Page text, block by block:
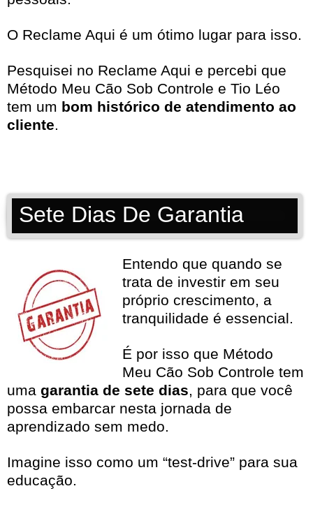
O Reclame Aqui é um ótimo lugar para isso.
Pesquisei no Reclame Aqui e percebi que
Método Meu Cão Sob Controle e Tio Léo
tem um bom histórico de atendimento ao
cliente.
Sete Dias De Garantia
Entendo que quando se
trata de investir em seu
próprio crescimento, a
tranquilidade é essencial.
É por isso que Método
Meu Cão Sob Controle tem
uma garantia de sete dias, para que você
possa embarcar nesta jornada de
aprendizado sem medo.
Imagine isso como um “test-drive” para sua
educação.